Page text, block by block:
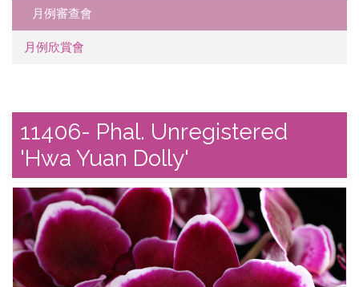
月例審查會
月例欣賞會
11406- Phal. Unregistered
'Hwa Yuan Dolly'